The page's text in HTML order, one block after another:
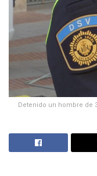
Detenido un hombre de